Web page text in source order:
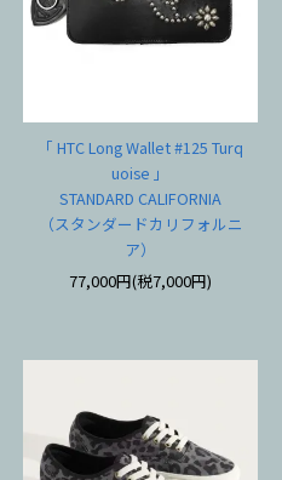
「 HTC Long Wallet #125 Turq
uoise 」
STANDARD CALIFORNIA
（スタンダードカリフォルニ
ア）
77,000円(税7,000円)